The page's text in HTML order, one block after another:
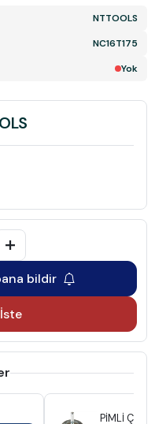
NTTOOLS
NC16T175
Yok
bildir
PİMLİ